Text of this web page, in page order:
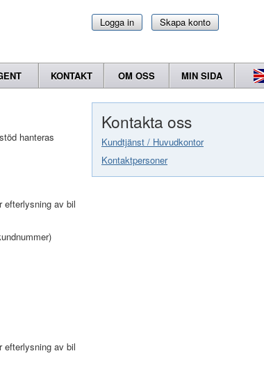
Logga in Skapa konto
KONTAKT OM OSS MIN SIDA
Kontakta oss
Kundtjänst / Huvudkontor
Kontaktpersoner
hanteras
efterlysning av bil
efterlysning av bil